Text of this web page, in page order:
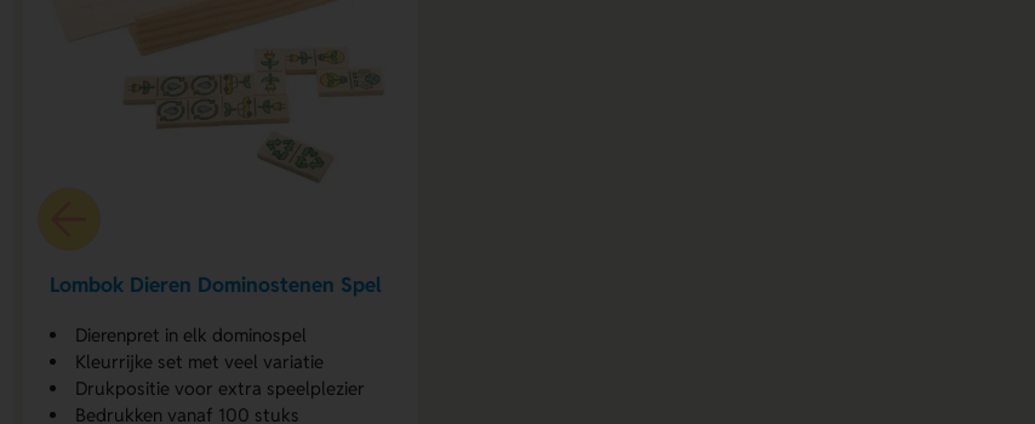
Lombok Dieren Dominostenen Spel
Dierenpret in elk dominospel
Kleurrijke set met veel variatie
Drukpositie voor extra speelplezier
Bedrukken vanaf 100 stuks